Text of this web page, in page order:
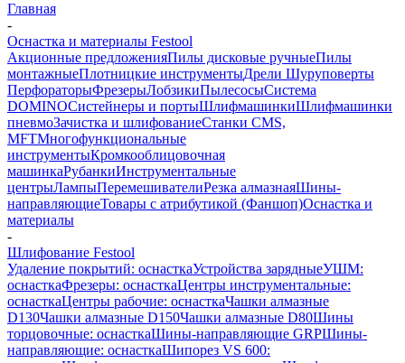
Главная
-
Оснастка и материалы Festool
Акционные предложенияПилы дисковые ручныеПилы
монтажныеПлотницкие инструментыДрели Шуруповерты
ПерфораторыФрезерыЛобзикиПылесосыСистема
DOMINOСистейнеры и портыШлифмашинкиШлифмашинки
пневмоЗачистка и шлифованиеСтанки CMS,
MFTМногофункциональные
инструментыКромкооблицовочная
машинкаРубанкиИнструментальные
центрыЛампыПеремешивателиРезка алмазнаяШины-
направляющиеТовары с атрибутикой (Фаншоп)Оснастка и
материалы
-
Шлифование Festool
Удаление покрытий: оснасткаУстройства зарядныеУШМ:
оснасткаФрезеры: оснасткаЦентры инструментальные:
оснасткаЦентры рабочие: оснасткаЧашки алмазные
D130Чашки алмазные D150Чашки алмазные D80Шины
торцовочные: оснасткаШины-направляющие GRPШины-
направляющие: оснасткаШипорез VS 600: